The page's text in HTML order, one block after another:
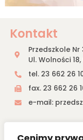
Kontakt
Przedszkole Nr
Ul. Wolności
tel. 23 662 26
fax. 23 662 26
e-mail: